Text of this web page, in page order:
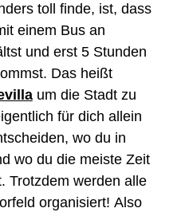
toll finde, ist, dass
einem Bus an
und erst 5 Stunden
Das heißt
um die Stadt zu
für dich allein
wo du in
wo du die meiste Zeit
Trotzdem werden alle
organisiert! Also